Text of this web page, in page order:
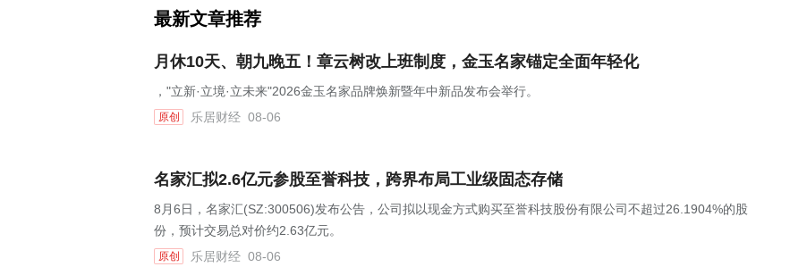
最新文章推荐
月休10天、朝九晚五！章云树改上班制度，金玉名家锚定全面年轻化
，"立新·立境·立未来"2026金玉名家品牌焕新暨年中新品发布会举行。
原创 乐居财经 08-06
名家汇拟2.6亿元参股至誉科技，跨界布局工业级固态存储
8月6日，名家汇(SZ:300506)发布公告，公司拟以现金方式购买至誉科技股份有限公司不超过26.1904%的股
份，预计交易总对价约2.63亿元。
原创 乐居财经 08-06